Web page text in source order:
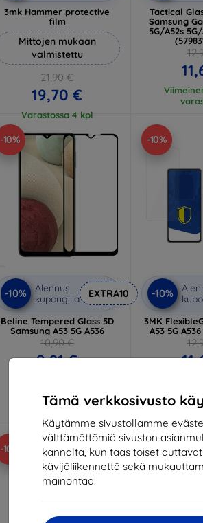
Tämä verkkosivusto
Käytämme sivustollamme
välttämättömiä sivuston
kannalta, kun taas toiset
kävijäliikennettä sekä
mainontaa.
3mk Hammer protective
film
Mittojen mukaan
valmistettu
21,90 €
19,70 €
Varastossa 4 kpl
Tactical
Samsung
5G/A52s
-10%
-10%
Alennus
kupongilla
EXTRA10
Beline Tempered Glass 5D
Samsung A53 5G A536
10,90 €
9,81 €
-10%
-10%
3MK
A53 5G
-10% -10%